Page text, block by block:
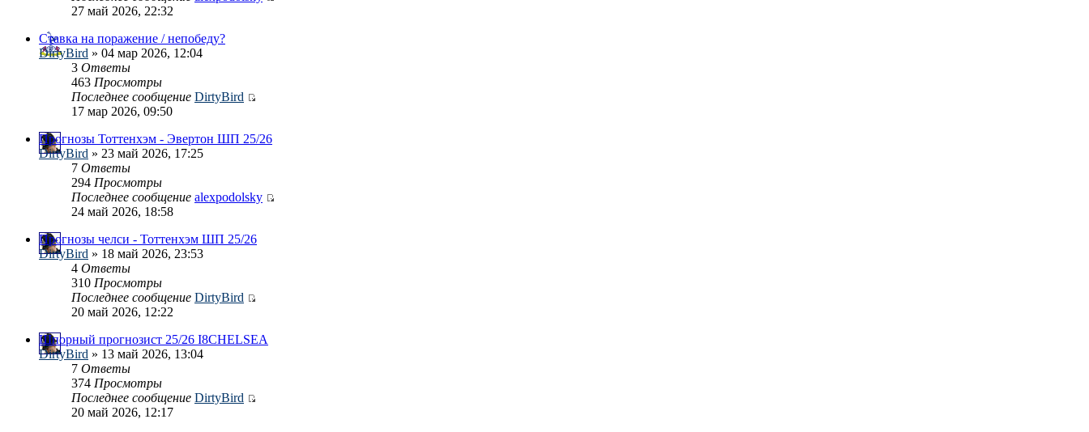
27 май 2026, 22:32
Ставка на поражение / непобеду?
DirtyBird » 04 мар 2026, 12:04
3 Ответы
463 Просмотры
Последнее сообщение DirtyBird
17 мар 2026, 09:50
Прогнозы Тоттенхэм - Эвертон ШП 25/26
DirtyBird » 23 май 2026, 17:25
7 Ответы
294 Просмотры
Последнее сообщение alexpodolsky
24 май 2026, 18:58
Прогнозы челси - Тоттенхэм ШП 25/26
DirtyBird » 18 май 2026, 23:53
4 Ответы
310 Просмотры
Последнее сообщение DirtyBird
20 май 2026, 12:22
Шпорный прогнозист 25/26 I8CHELSEA
DirtyBird » 13 май 2026, 13:04
7 Ответы
374 Просмотры
Последнее сообщение DirtyBird
20 май 2026, 12:17